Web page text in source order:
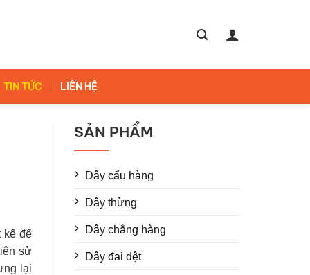
TIN TỨC LIÊN HỆ
kế để
sử
lại
SẢN PHẨM
Dây cẩu hàng
Dây thừng
Dây chằng hàng
Dây đai dệt